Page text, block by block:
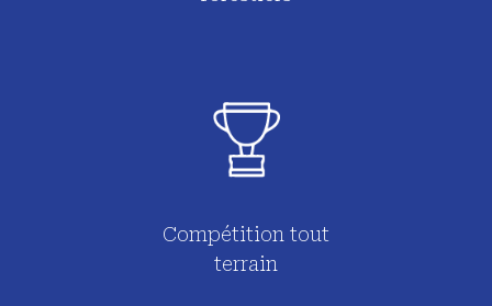
Compétition tout
terrain